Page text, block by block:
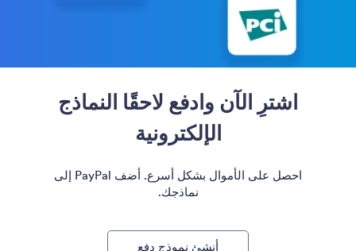
اشترِ الآن وادفع لاحقًا النماذج
الإلكترونية
احصل على الأموال بشكل أسرع. أضف PayPal إلى
نماذجك.
أنشئ نموذج دفع